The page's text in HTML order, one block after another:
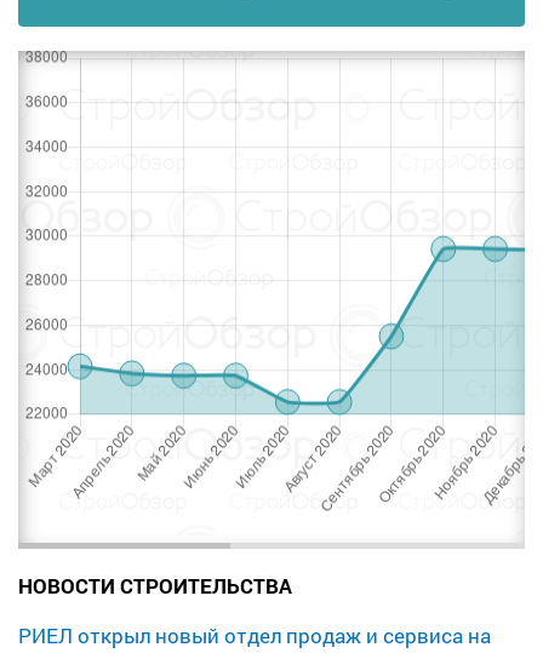
НОВОСТИ СТРОИТЕЛЬСТВА
РИЕЛ открыл новый отдел продаж и сервиса на